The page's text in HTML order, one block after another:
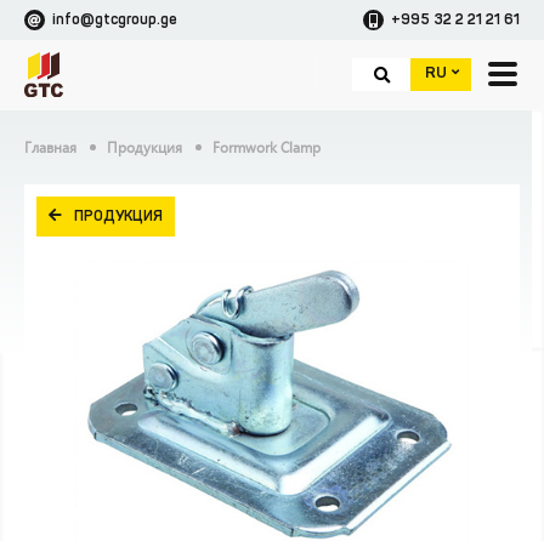
info@gtcgroup.ge +995 32 2 21 21 61
RU
Главная Продукция Formwork Clamp
ПРОДУКЦИЯ